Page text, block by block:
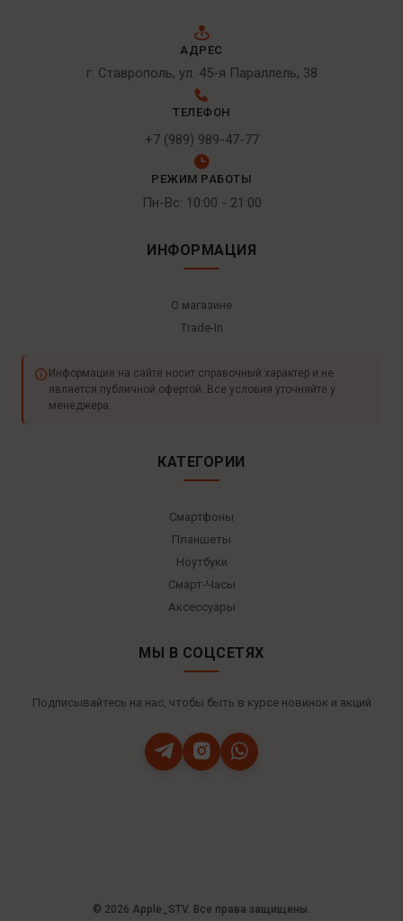
АДРЕС
г. Ставрополь, ул. 45-я Параллель, 38
ТЕЛЕФОН
+7 (989) 989-47-77
РЕЖИМ РАБОТЫ
Пн-Вс: 10:00 - 21:00
ИНФОРМАЦИЯ
О магазине
Trade-In
Информация на сайте носит справочный характер и не
является публичной офертой. Все условия уточняйте у
менеджера.
КАТЕГОРИИ
Смартфоны
Планшеты
Ноутбуки
Смарт-Часы
Аксессуары
МЫ В СОЦСЕТЯХ
Подписывайтесь на нас, чтобы быть в курсе новинок и акций
© 2026 Apple_STV. Все права защищены.